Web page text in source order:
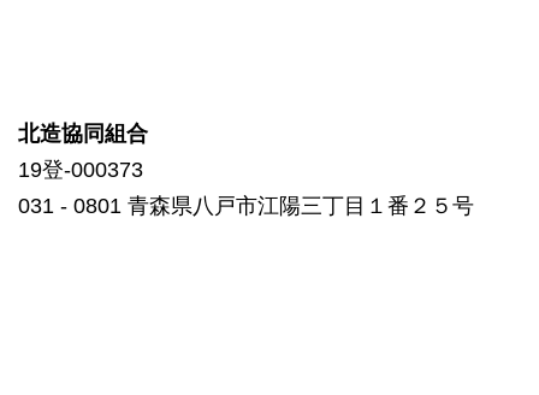
北造協同組合
19登-000373
031 ‐ 0801 青森県八戸市江陽三丁目１番２５号